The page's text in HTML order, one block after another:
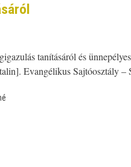
tanításáról és
Evangélikus Sajtóosztály –